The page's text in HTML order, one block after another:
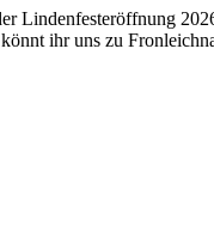
Lindenfesteröffnung
ihr uns zu